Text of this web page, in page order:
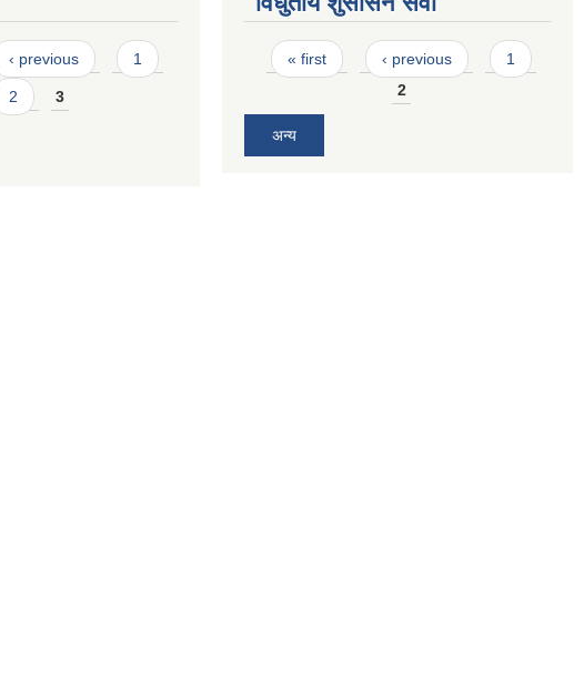
‹ previous 1
2 3
Pages
« first ‹ previous
1
2
अन्य